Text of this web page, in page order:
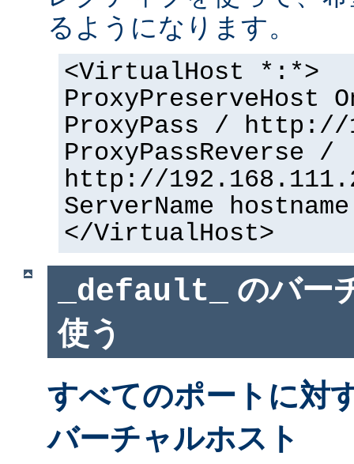
るようになります。
<VirtualHost *:*>
ProxyPreserveHost
ProxyPass / http://
ProxyPassReverse /
http://
ServerName
</VirtualHost>
_default_ のバー
使う
すべてのポートに対
バーチャルホスト